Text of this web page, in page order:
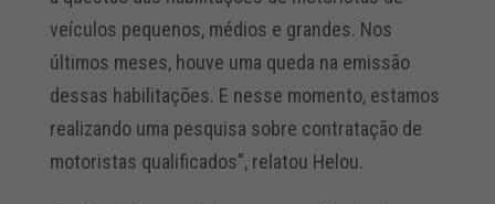
veículos pequenos, médios e grandes. Nos
últimos meses, houve uma queda na emissão
dessas habilitações. E nesse momento, estamos
realizando uma pesquisa sobre contratação de
motoristas qualificados”, relatou Helou.